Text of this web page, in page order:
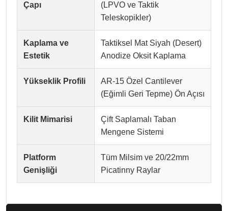
Çapı
(LPVO ve Taktik
Teleskopikler)
Kaplama ve
Estetik
Taktiksel Mat Siyah (Desert)
Anodize Oksit Kaplama
Yükseklik Profili
AR-15 Özel Cantilever
(Eğimli Geri Tepme) Ön Açısı
Kilit Mimarisi
Çift Saplamalı Taban
Mengene Sistemi
Platform
Genişliği
Tüm Milsim ve 20/22mm
Picatinny Raylar